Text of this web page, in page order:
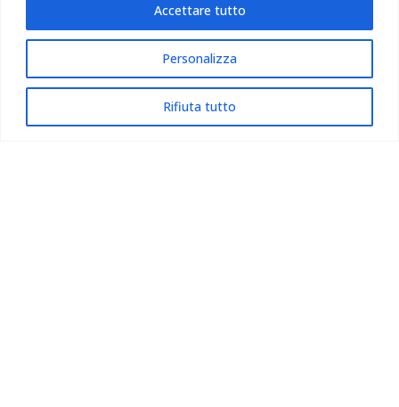
Personalizza
Rifiuta tutto
Accettare tutto
Cappe Baraldi Srl | Via Togliatti 26 - 20030 Senago (MI), Italy - P.IVA 00882820152
Tel: +39 02 9988341 / 2 / 3 - F: +39 02 9988697 - info@cappebaraldi.it - commerciale@cappebaraldi.it
- REA 697565 - Cap. Soc. € 51.480,00
POLICY
PRIVACY
POLICY
reserved.